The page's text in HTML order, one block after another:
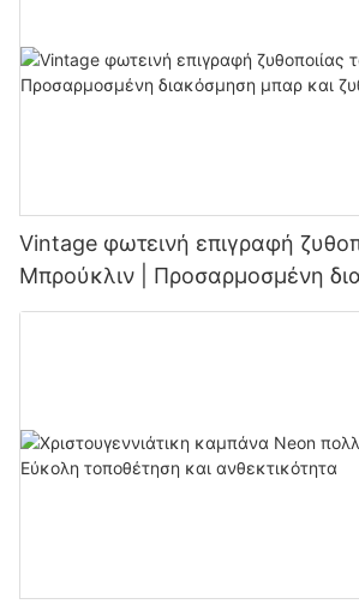
Vintage φωτεινή επιγραφή
Μπρούκλιν | Προσαρμοσμένη
και ζυθοποιίας